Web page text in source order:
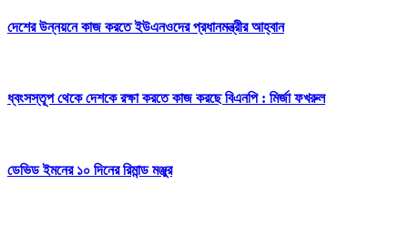
দেশের উন্নয়নে কাজ করতে ইউএনওদের প্রধানমন্ত্রীর আহ্বান
ধ্বংসস্তূপ থেকে দেশকে রক্ষা করতে কাজ করছে বিএনপি : মির্জা ফখরুল
ডেভিড ইমনের ১০ দিনের রিমান্ড মঞ্জুর